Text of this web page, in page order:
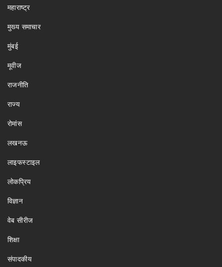
महाराष्ट्र
मुख्य समाचार
मुंबई
मूवीज
राजनीति
राज्य
रोमांस
लखनऊ
लाइफस्टाइल
लोकप्रिय
विज्ञान
वेब सीरीज
शिक्षा
संपादकीय